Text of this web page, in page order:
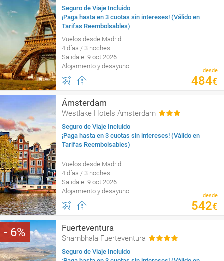
Seguro de Viaje Incluido
¡Paga hasta en 3 cuotas sin intereses! (Válido en
Tarifas Reembolsables)
Vuelos desde Madrid
4 días / 3 noches
Salida el 9 oct 2026
Alojamiento y desayuno
desde
484€
Ámsterdam
Westlake Hotels Amsterdam
Seguro de Viaje Incluido
¡Paga hasta en 3 cuotas sin intereses! (Válido en
Tarifas Reembolsables)
Vuelos desde Madrid
4 días / 3 noches
Salida el 9 oct 2026
Alojamiento y desayuno
desde
542€
6 Fuerteventura
Shambhala Fuerteventura
Seguro de Viaje Incluido